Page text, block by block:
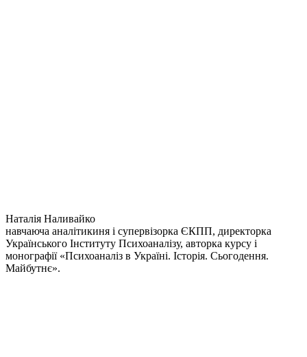
Наталія Наливайко
навчаюча аналітикиня і супервізорка ЄКПП, директорка
Українського Інституту Психоаналізу, авторка курсу і
монографії «Психоаналіз в Україні. Історія. Сьогодення.
Майбутнє».